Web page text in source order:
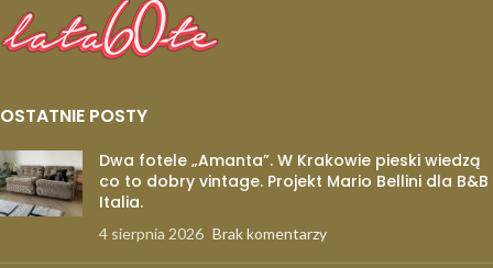
OSTATNIE POSTY
Dwa fotele „Amanta”. W Krakowie pieski wiedzą
co to dobry vintage. Projekt Mario Bellini dla B&B
Italia.
4 sierpnia 2026 Brak komentarzy